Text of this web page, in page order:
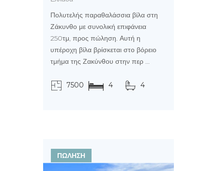
Πολυτελής παραθαλάσσια βίλα στη
Ζάκυνθο με συνολική επιφάνεια
250τμ, προς πώληση. Αυτή η
υπέροχη βίλα βρίσκεται στο βόρειο
τμήμα της Ζακύνθου στην περ ...
7500 4 4
ΠΩΛΗΣΗ